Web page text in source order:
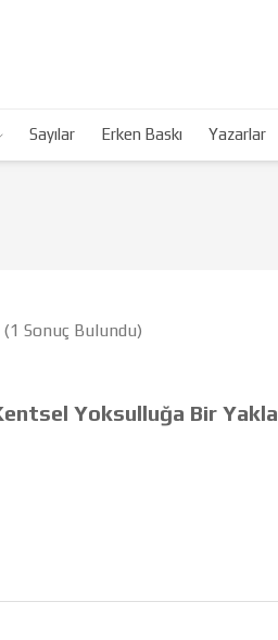
Sayılar Erken Baskı Yazarlar
(1 Sonuç Bulundu)
Yoksulluğa Bir